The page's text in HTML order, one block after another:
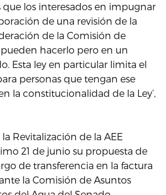
que los interesados en impugnar
de una revisión de la
de la Comisión de
hacerlo pero en un
Esta ley en particular limita el
personas que tengan ese
la constitucionalidad de la Ley’,
Revitalización de la AEE
21 de junio su propuesta de
de transferencia en la factura
la Comisión de Asuntos